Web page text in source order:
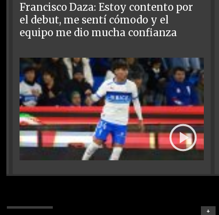
Francisco Daza: Estoy contento por
el debut, me sentí cómodo y el
equipo me dio mucha confianza
+